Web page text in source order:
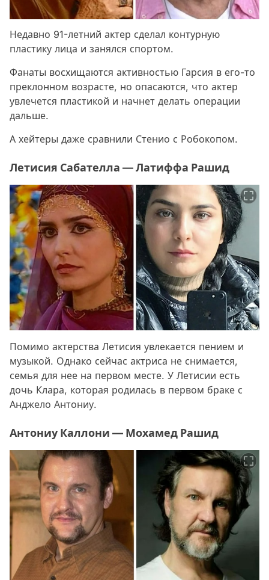
Недавно 91-летний актер сделал контурную
пластику лица и занялся спортом.
Фанаты восхищаются активностью Гарсия в его-то
преклонном возрасте, но опасаются, что актер
увлечется пластикой и начнет делать операции
дальше.
А хейтеры даже сравнили Стенио с Робокопом.
Летисия Сабателла — Латиффа Рашид
Помимо актерства Летисия увлекается пением и
музыкой. Однако сейчас актриса не снимается,
семья для нее на первом месте. У Летисии есть
дочь Клара, которая родилась в первом браке с
Анджело Антониу.
Антониу Каллони — Мохамед Рашид